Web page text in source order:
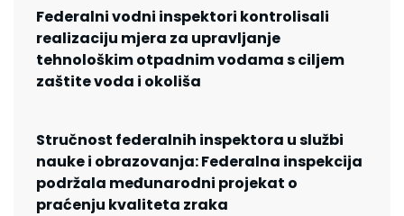
Federalni vodni inspektori kontrolisali
realizaciju mjera za upravljanje
tehnološkim otpadnim vodama s ciljem
zaštite voda i okoliša
Stručnost federalnih inspektora u službi
nauke i obrazovanja: Federalna inspekcija
podržala međunarodni projekat o
praćenju kvaliteta zraka